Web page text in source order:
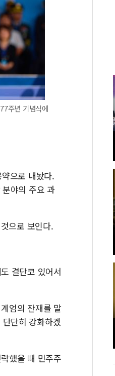
주년 기념식에
으로 내놨다.
야의 주요 과
으로 보인다.
결단코 있어서
엄의 잔재를 말
단히 강화하겠
했을 때 민주주